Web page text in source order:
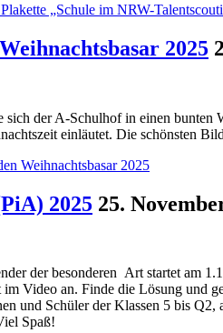
„Schule im NRW-
2025
der A-Schulhof in einen bunten
einläutet. Die schönsten
Weihnachtsbasar 2025
2025 25.
der besonderen Art startet am
Video an. Finde die Lösung und
und Schüler der Klassen 5 bis Q2,
Spaß!